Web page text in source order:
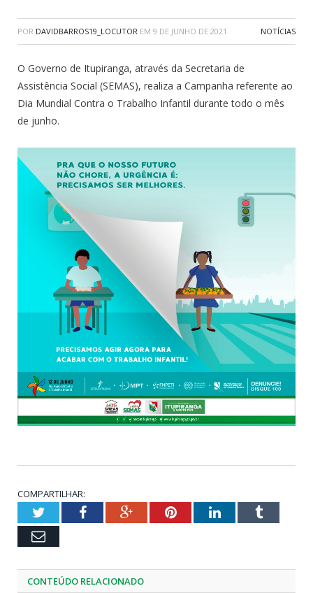
POR DAVIDBARROS19_LOCUTOR EM 9 DE JUNHO DE 2021 NOTÍCIAS
O Governo de Itupiranga, através da Secretaria de
Assistência Social (SEMAS), realiza a Campanha referente ao
Dia Mundial Contra o Trabalho Infantil durante todo o mês
de junho.
COMPARTILHAR:
TwitterFacebookGoogle+PinterestLinkedInTumblr
Email
CONTEÚDO RELACIONADO